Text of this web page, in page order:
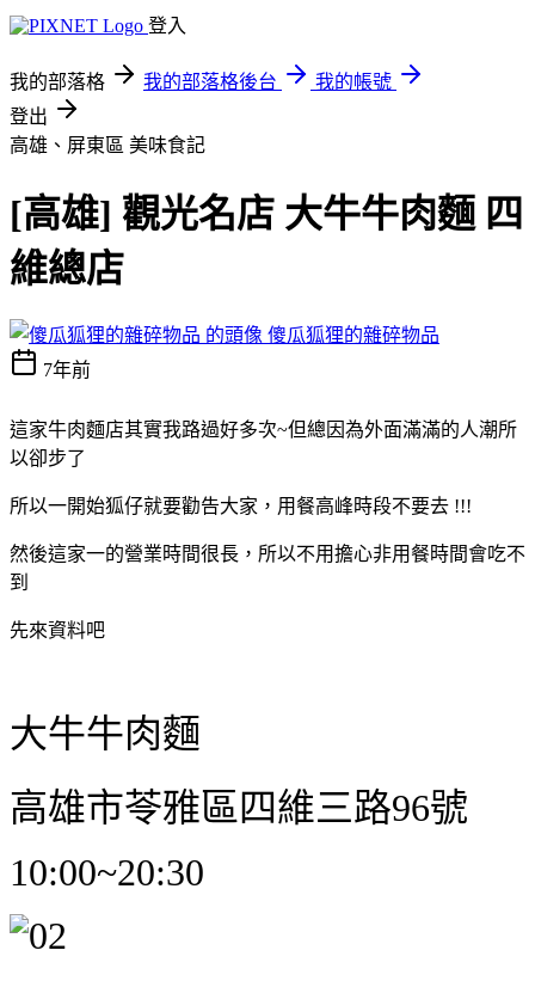
登入
我的部落格 我的部落格後台
我的帳號
登出
高雄、屏東區 美味食記
[高雄] 觀光名店 大牛牛肉麵 四
維總店
傻瓜狐狸的雜碎物品
7年前
這家牛肉麵店其實我路過好多次~但總因為外面滿滿的人潮所
以卻步了
所以一開始狐仔就要勸告大家，用餐高峰時段不要去 !!!
然後這家一的營業時間很長，所以不用擔心非用餐時間會吃不
到
先來資料吧
大牛牛肉麵
高雄市苓雅區四維三路96號
10:00~20:30